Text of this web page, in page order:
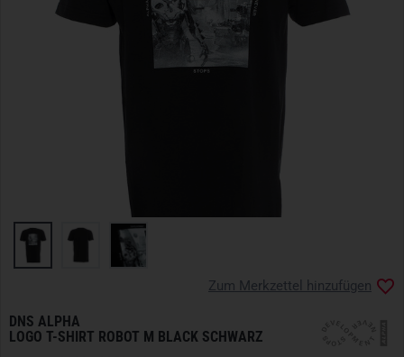
DNS ALPHA
LOGO T-SHIRT ROBOT M BLACK SCHWARZ
Zum Merkzettel hinzufügen